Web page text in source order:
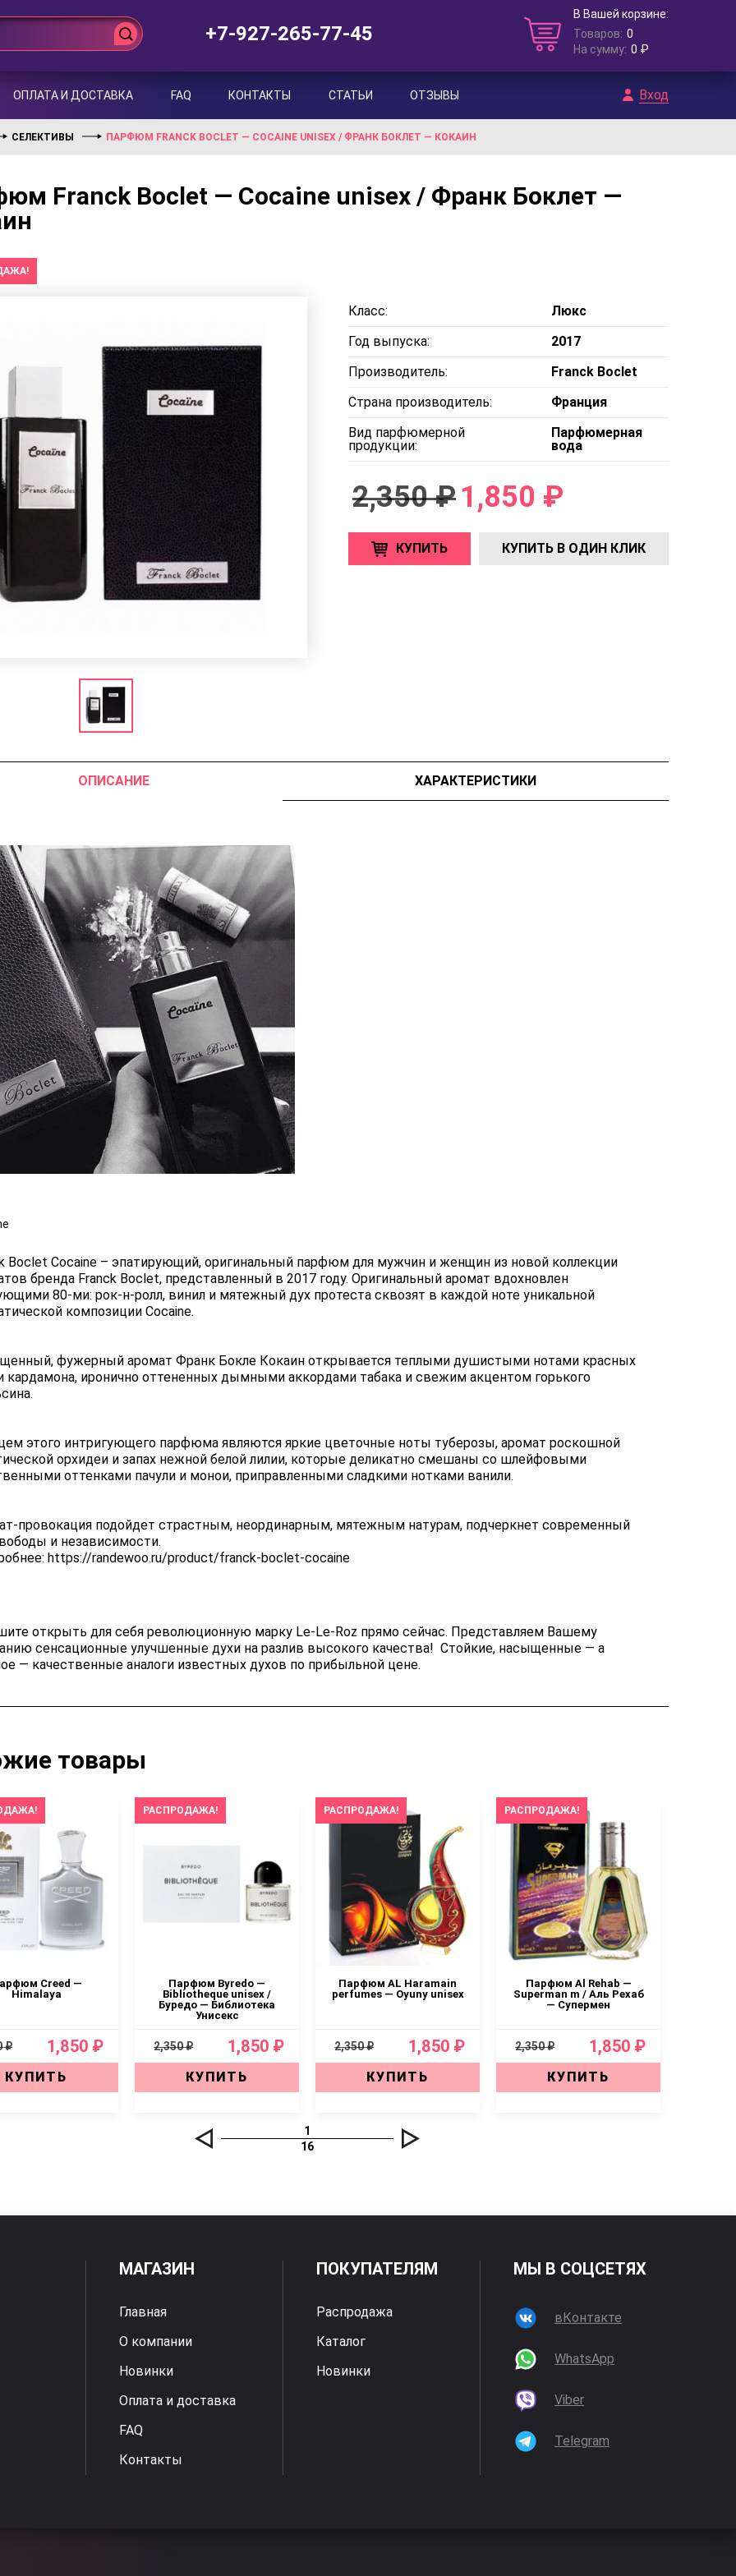
+7-927-265-77-45
В Вашей корзине:
Товаров: 0
На сумму: 0 ₽
ОПЛАТА И ДОСТАВКА FAQ КОНТАКТЫ СТАТЬИ ОТЗЫВЫ Вход
СЕЛЕКТИВЫ ПАРФЮМ FRANCK BOCLET — COCAINE UNISEX / ФРАНК БОКЛЕТ — КОКАИН
Franck Boclet — Cocaine unisex / Франк Боклет —
Класс:
Люкс
Год выпуска:
2017
Производитель:
Franck Boclet
Страна производитель:
Франция
Вид парфюмерной
продукции:
Парфюмерная
вода
2,350 ₽1,850 ₽
КУПИТЬ КУПИТЬ В ОДИН КЛИК
ОПИСАНИЕ ХАРАКТЕРИСТИКИ
Boclet Cocaine – эпатирующий, оригинальный парфюм для мужчин и женщин из новой коллекции
бренда Franck Boclet, представленный в 2017 году. Оригинальный аромат вдохновлен
80-ми: рок-н-ролл, винил и мятежный дух протеста сквозят в каждой ноте уникальной
композиции Cocaine.
фужерный аромат Франк Бокле Кокаин открывается теплыми душистыми нотами красных
кардамона, иронично оттененных дымными аккордами табака и свежим акцентом горького
этого интригующего парфюма являются яркие цветочные ноты туберозы, аромат роскошной
орхидеи и запах нежной белой лилии, которые деликатно смешаны со шлейфовыми
оттенками пачули и монои, приправленными сладкими нотками ванили.
провокация подойдет страстным, неординарным, мятежным натурам, подчеркнет современный
и независимости.
https://randewoo.ru/product/franck-boclet-cocaine
открыть для себя революционную марку Le-Le-Roz прямо сейчас. Представляем Вашему
сенсационные улучшенные духи на разлив высокого качества! Стойкие, насыщенные — а
— качественные аналоги известных духов по прибыльной цене.
товары
Creed —
Himalaya
₽ 1,850 ₽
КУПИТЬ
РАСПРОДАЖА!
Парфюм Byredo —
Bibliotheque unisex /
Буредо — Библиотека
Унисекс
2,350 ₽ 1,850 ₽
КУПИТЬ
РАСПРОДАЖА!
Парфюм AL Haramain
perfumes — Oyuny unisex
2,350 ₽ 1,850 ₽
КУПИТЬ
РАСПРОДАЖА!
Парфюм Al Rehab —
Superman m / Аль Рехаб
— Супермен
2,350 ₽ 1,850 ₽
КУПИТЬ
1
16
МАГАЗИН
Главная
О компании
Новинки
Оплата и доставка
FAQ
Контакты
ПОКУПАТЕЛЯМ
Распродажа
Каталог
Новинки
МЫ В СОЦСЕТЯХ
вКонтакте
WhatsApp
Viber
Telegram